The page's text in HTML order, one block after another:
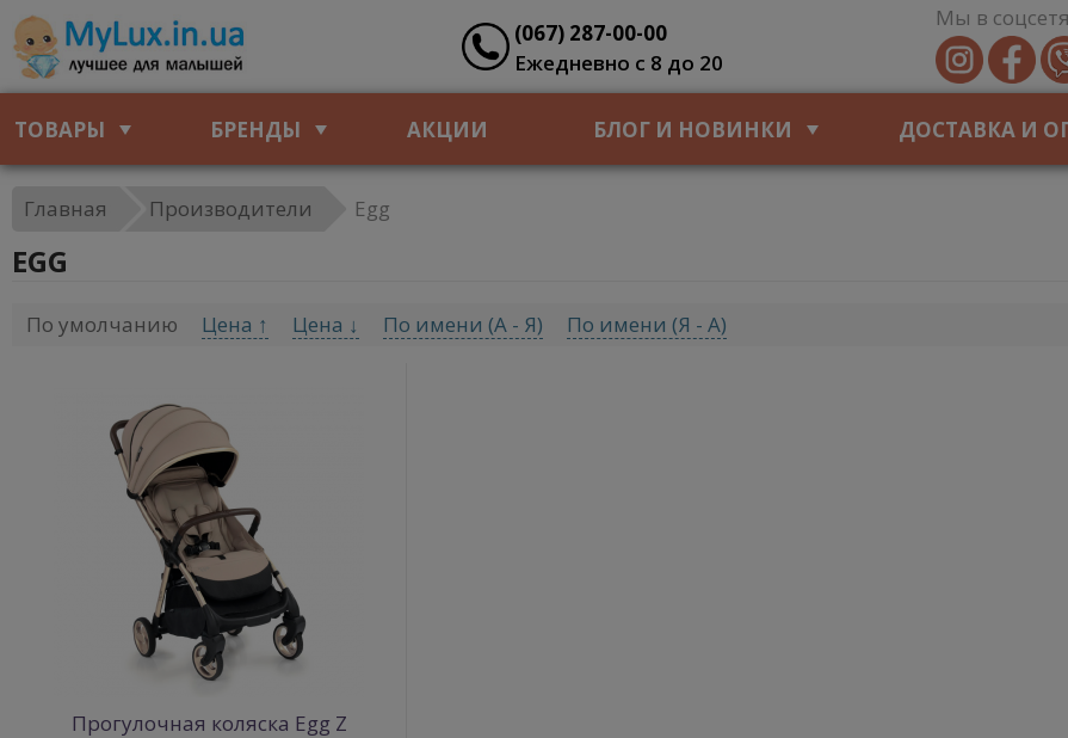
(067) 287-00-00
Ежедневно с 8 до 20
Мы в
ТОВАРЫ БРЕНДЫ АКЦИИ БЛОГ И НОВИНКИ ДОСТАВКА И
Главная Производители Egg
EGG
По умолчанию Цена ↑ Цена ↓ По имени (A - Я) По имени (Я - A)
Прогулочная коляска Egg Z